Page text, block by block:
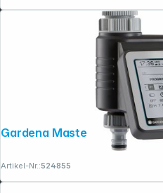
Gardena Master
Artikel-Nr.:524855